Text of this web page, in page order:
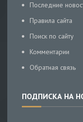
Последние
Правила сайта
Поиск по сайту
Комментарии
Обратная связь
ПОДПИСКА НА